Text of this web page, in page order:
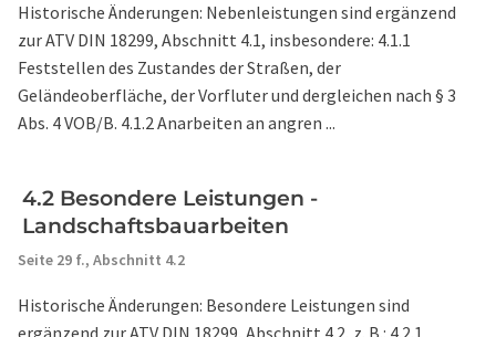
Historische Änderungen: Nebenleistungen sind ergänzend
zur ATV DIN 18299, Abschnitt 4.1, insbesondere: 4.1.1
Feststellen des Zustandes der Straßen, der
Geländeoberfläche, der Vorfluter und dergleichen nach § 3
Abs. 4 VOB/B. 4.1.2 Anarbeiten an angren ...
4.2 Besondere Leistungen -
Landschaftsbauarbeiten
Seite 29 f., Abschnitt 4.2
Historische Änderungen: Besondere Leistungen sind
ergänzend zur ATV DIN 18299, Abschnitt 4.2, z. B.: 4.2.1